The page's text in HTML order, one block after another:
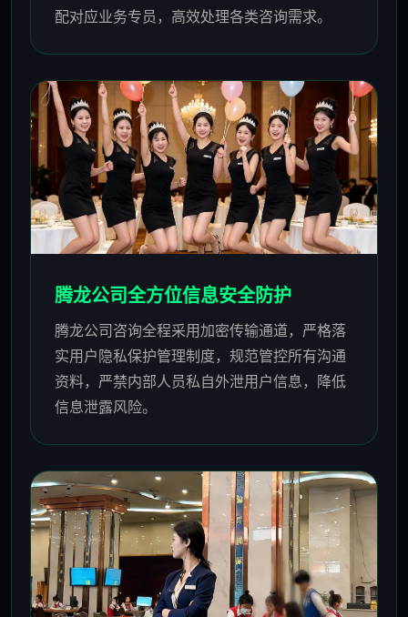
配对应业务专员，高效处理各类咨询需求。
腾龙公司全方位信息安全防护
腾龙公司咨询全程采用加密传输通道，严格落
实用户隐私保护管理制度，规范管控所有沟通
资料，严禁内部人员私自外泄用户信息，降低
信息泄露风险。